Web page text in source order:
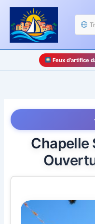
Panneau de gestion des
Aller
contenu
Feux d’artifice
Chapelle